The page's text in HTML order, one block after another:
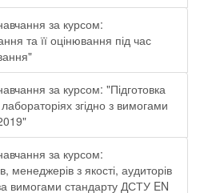
за курсом:
та її оцінювання під час
за курсом: "Підготовка
згідно з вимогами
за курсом:
менеджерів з якості, аудиторів
вимогами стандарту ДСТУ EN